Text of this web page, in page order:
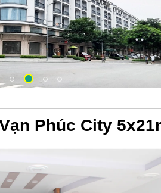
Phúc City